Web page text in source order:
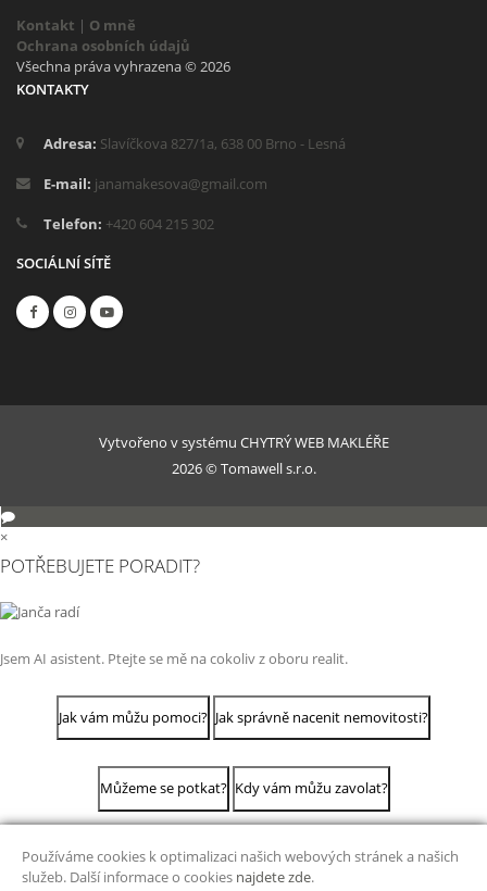
Kontakt | O mně
Ochrana osobních údajů
Všechna práva vyhrazena © 2026
KONTAKTY
Adresa: Slavíčkova 827/1a, 638 00 Brno - Lesná
E-mail: janamakesova@gmail.com
Telefon: +420 604 215 302
SOCIÁLNÍ SÍTĚ
Vytvořeno v systému CHYTRÝ WEB MAKLÉŘE
2026 © Tomawell s.r.o.
Používáme cookies k optimalizaci našich webových stránek a našich
služeb. Další informace o cookies najdete zde.
×
POTŘEBUJETE PORADIT?
Jsem AI asistent. Ptejte se mě na cokoliv z oboru realit.
Jak vám můžu pomoci? Jak správně nacenit nemovitosti?
Můžeme se potkat? Kdy vám můžu zavolat?